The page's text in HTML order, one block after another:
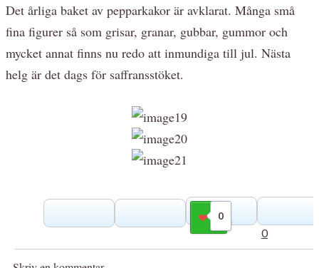
Det årliga baket av pepparkakor är avklarat. Många små
fina figurer så som grisar, granar, gubbar, gummor och
mycket annat finns nu redo att inmundiga till jul. Nästa
helg är det dags för saffransstöket.
0
Gilla
0